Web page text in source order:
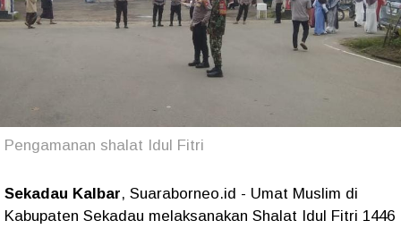
Pengamanan shalat Idul Fitri
Sekadau Kalbar, Suaraborneo.id - Umat Muslim di
Kabupaten Sekadau melaksanakan Shalat Idul Fitri 1446